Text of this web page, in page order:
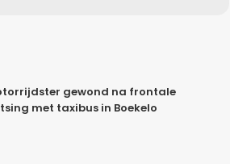
gewond na frontale
met taxibus in Boekelo